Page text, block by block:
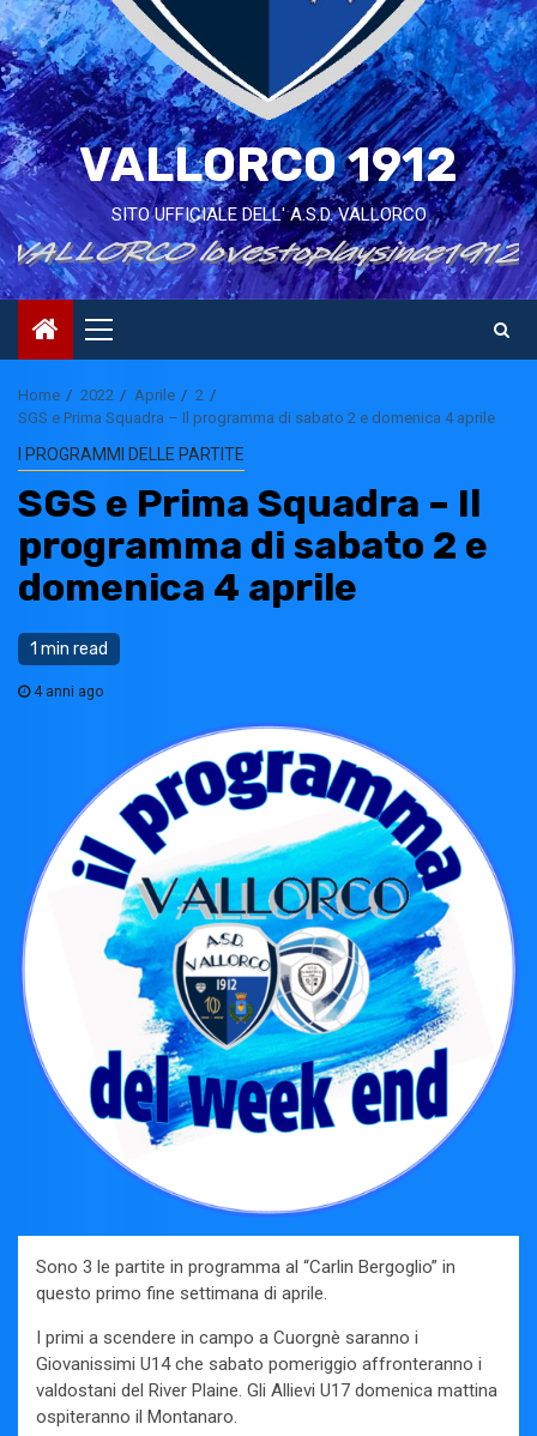
VALLORCO 1912
SITO UFFICIALE DELL' A.S.D. VALLORCO
Primary
Menu
Home 2022 Aprile
2
SGS e Prima Squadra – Il programma di sabato 2 e domenica 4 aprile
I PROGRAMMI DELLE PARTITE
SGS e Prima Squadra – Il
programma di sabato 2 e
domenica 4 aprile
1 min read
4 anni ago
Sono 3 le partite in programma al “Carlin Bergoglio” in
questo primo fine settimana di aprile.
I primi a scendere in campo a Cuorgnè saranno i
Giovanissimi U14 che sabato pomeriggio affronteranno i
valdostani del River Plaine. Gli Allievi U17 domenica mattina
ospiteranno il Montanaro.